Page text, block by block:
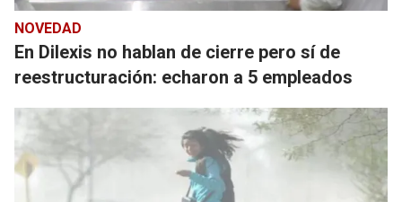
NOVEDAD
En Dilexis no hablan de cierre pero sí de
reestructuración: echaron a 5 empleados